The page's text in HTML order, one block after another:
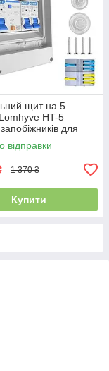
щит на 5
HT-5
для
монтажу 40 А
відправки
1 370 ₴
Купити